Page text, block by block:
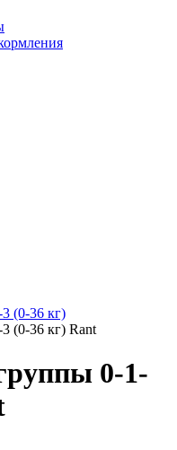
(0-36 кг)
(0-36 кг) Rant
0-1-